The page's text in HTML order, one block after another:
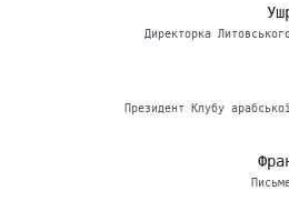
Директорка
Президент Клубу